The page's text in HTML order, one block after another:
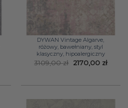
DYWAN Vintage Algarve,
różowy, bawełniany, styl
klasyczny, hipoalergiczny
3109,00zł
Pierwotna
cena
2170,00 zł